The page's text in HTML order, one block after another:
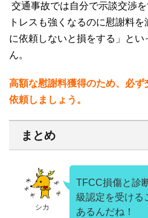
交通事故では自分で示談交渉
トレスも強くなるのに慰謝料
に依頼しないと損をする」と
ん。
高額な慰謝料獲得のため、必
依頼しましょう。
まとめ
シカ
TFCC損傷と診
級認定を受ける
あるんだね！